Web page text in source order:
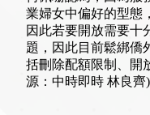
業婦女中偏好的型態
因此若要開放需要十
題，因此目前鬆綁僑
括刪除配額限制、開
源：中時即時 林良齊)